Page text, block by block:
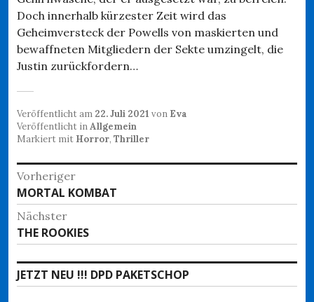
Doch innerhalb kürzester Zeit wird das
Geheimversteck der Powells von maskierten und
bewaffneten Mitgliedern der Sekte umzingelt, die
Justin zurückfordern…
Veröffentlicht am 22. Juli 2021 von Eva
Veröffentlicht inAllgemein
Markiert mit Horror, Thriller
Beitragsnavigation
Vorheriger
Vorheriger
Beitrag:
MORTAL KOMBAT
Nächster
Nächster
Beitrag:
THE ROOKIES
JETZT NEU !!! DPD PAKETSCHOP